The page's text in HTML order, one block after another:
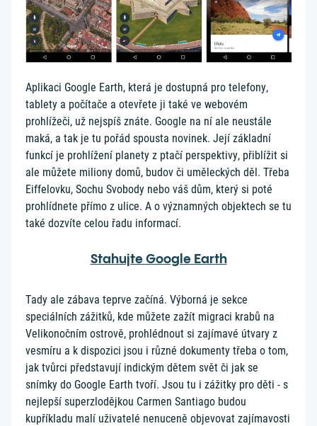
Aplikaci Google Earth, která je dostupná pro telefony,
tablety a počítače a otevřete ji také ve webovém
prohlížeči, už nejspíš znáte. Google na ní ale neustále
maká, a tak je tu pořád spousta novinek. Její základní
funkcí je prohlížení planety z ptačí perspektivy, přiblížit si
ale můžete miliony domů, budov či uměleckých děl. Třeba
Eiffelovku, Sochu Svobody nebo váš dům, který si poté
prohlídnete přímo z ulice. A o významných objektech se tu
také dozvíte celou řadu informací.
Stahujte Google Earth
Tady ale zábava teprve začíná. Výborná je sekce
speciálních zážitků, kde můžete zažít migraci krabů na
Velikonočním ostrově, prohlédnout si zajímavé útvary z
vesmíru a k dispozici jsou i různé dokumenty třeba o tom,
jak tvůrci představují indickým dětem svět či jak se
snímky do Google Earth tvoří. Jsou tu i zážitky pro děti - s
nejlepší superzlodějkou Carmen Santiago budou
kupříkladu malí uživatelé nenuceně objevovat zajímavosti